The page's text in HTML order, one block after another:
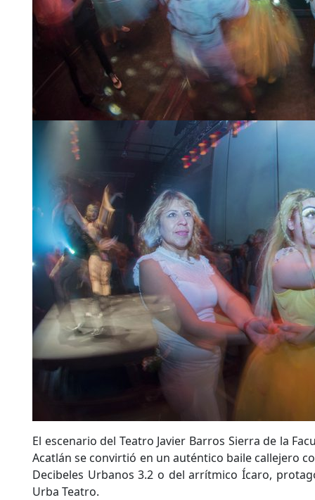
El escenario del Teatro Javier Barros Sierra de la
Acatlán se convirtió en un auténtico baile callejero
Decibeles Urbanos 3.2 o del arrítmico Ícaro,
Urba Teatro.